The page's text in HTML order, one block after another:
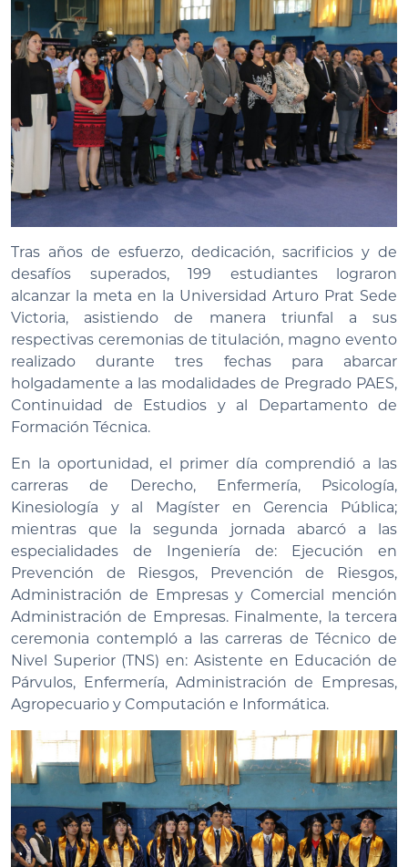
Tras años de esfuerzo, dedicación, sacrificios y de
desafíos superados, 199 estudiantes lograron
alcanzar la meta en la Universidad Arturo Prat Sede
Victoria, asistiendo de manera triunfal a sus
respectivas ceremonias de titulación, magno evento
realizado durante tres fechas para abarcar
holgadamente a las modalidades de Pregrado PAES,
Continuidad de Estudios y al Departamento de
Formación Técnica.
En la oportunidad, el primer día comprendió a las
carreras de Derecho, Enfermería, Psicología,
Kinesiología y al Magíster en Gerencia Pública;
mientras que la segunda jornada abarcó a las
especialidades de Ingeniería de: Ejecución en
Prevención de Riesgos, Prevención de Riesgos,
Administración de Empresas y Comercial mención
Administración de Empresas. Finalmente, la tercera
ceremonia contempló a las carreras de Técnico de
Nivel Superior (TNS) en: Asistente en Educación de
Párvulos, Enfermería, Administración de Empresas,
Agropecuario y Computación e Informática.